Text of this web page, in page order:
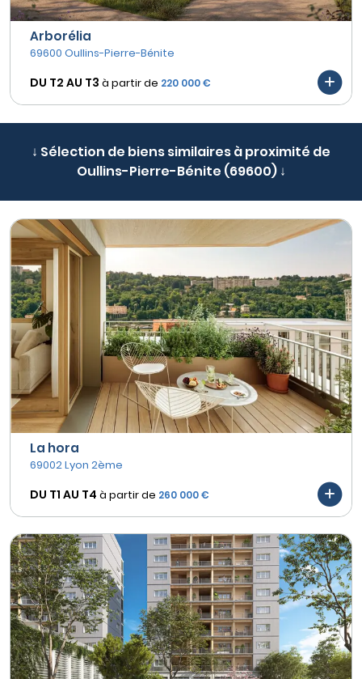
Arborélia
69600 Oullins-Pierre-Bénite
DU T2 AU T3 à partir de 220 000 €
↓ Sélection de biens similaires à proximité de
Oullins-Pierre-Bénite (69600) ↓
La hora
69002 Lyon 2ème
DU T1 AU T4 à partir de 260 000 €